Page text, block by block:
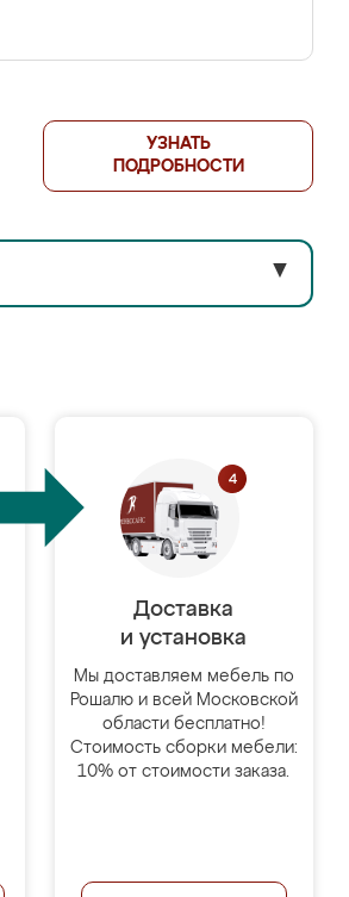
УЗНАТЬ
ПОДРОБНОСТИ
▼
Доставка
и установка
Мы доставляем мебель по
Рошалю и всей Московской
области бесплатно!
Стоимость сборки мебели:
10% от стоимости заказа.